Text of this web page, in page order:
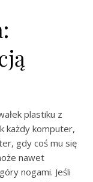
plastiku z
każdy komputer,
gdy coś mu się
nawet
nogami. Jeśli